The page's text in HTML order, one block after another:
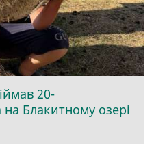
20-
на Блакитному озері